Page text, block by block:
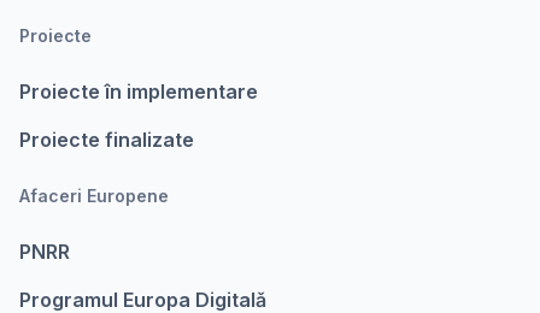
Proiecte
Proiecte în implementare
Proiecte finalizate
Afaceri Europene
PNRR
Programul Europa Digitalǎ